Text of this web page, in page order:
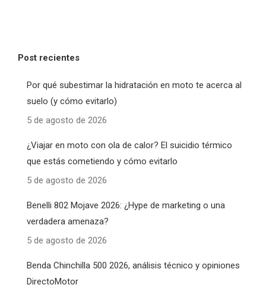
Post recientes
Por qué subestimar la hidratación en moto te acerca al
suelo (y cómo evitarlo)
5 de agosto de 2026
¿Viajar en moto con ola de calor? El suicidio térmico
que estás cometiendo y cómo evitarlo
5 de agosto de 2026
Benelli 802 Mojave 2026: ¿Hype de marketing o una
verdadera amenaza?
5 de agosto de 2026
Benda Chinchilla 500 2026, análisis técnico y opiniones
DirectoMotor